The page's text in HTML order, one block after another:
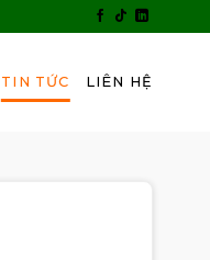
TIN TỨC LIÊN HỆ